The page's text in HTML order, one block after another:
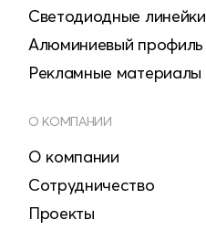
Светодиодные линейки
Алюминиевый профиль
Рекламные материалы
О КОМПАНИИ
О компании
Сотрудничество
Проекты